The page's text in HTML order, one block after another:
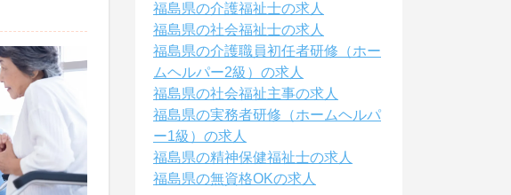
福島県の介護福祉士の求人
福島県の社会福祉士の求人
福島県の介護職員初任者研修（ホー
ムヘルパー2級）の求人
福島県の社会福祉主事の求人
福島県の実務者研修（ホームヘルパ
ー1級）の求人
福島県の精神保健福祉士の求人
福島県の無資格OKの求人